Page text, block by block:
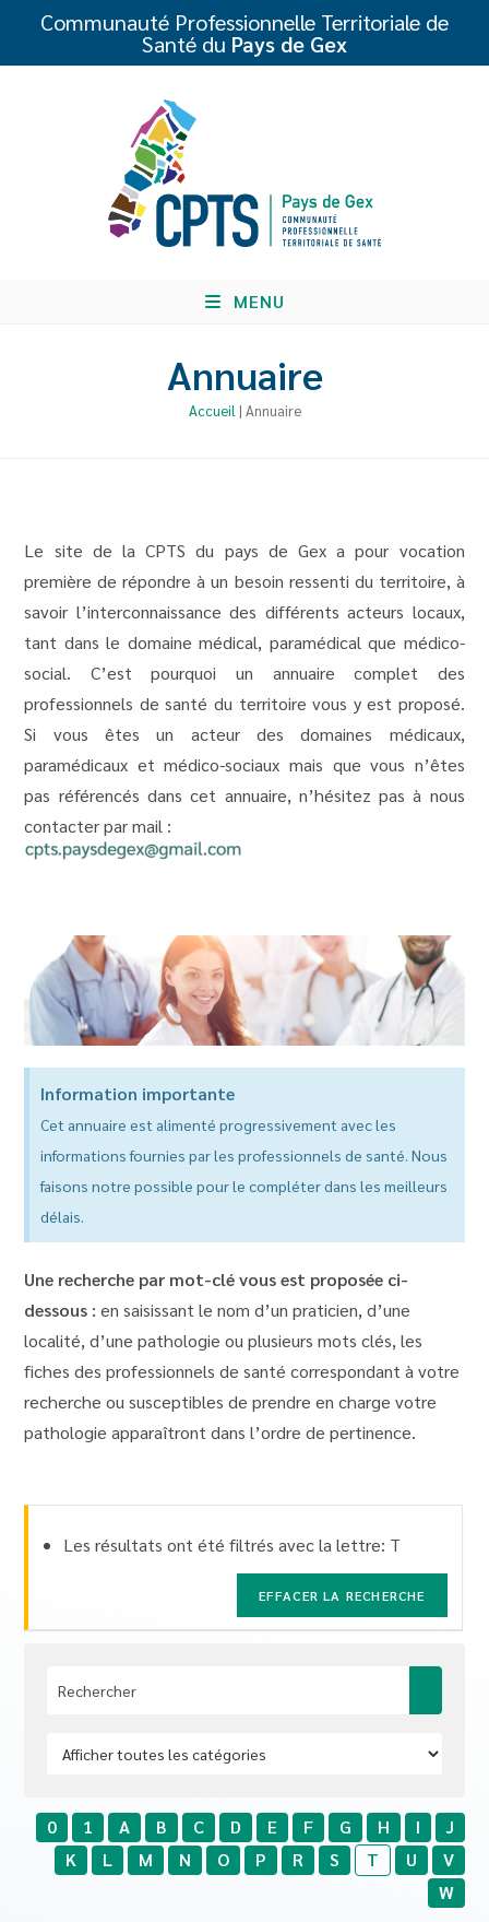
Communauté Professionnelle Territoriale de
Santé du Pays de Gex
MENU
Annuaire
Accueil | Annuaire
Le site de la CPTS du pays de Gex a pour vocation
première de répondre à un besoin ressenti du territoire, à
savoir l’interconnaissance des différents acteurs locaux,
tant dans le domaine médical, paramédical que médico-
social. C’est pourquoi un annuaire complet des
professionnels de santé du territoire vous y est proposé.
Si vous êtes un acteur des domaines médicaux,
paramédicaux et médico-sociaux mais que vous n’êtes
pas référencés dans cet annuaire, n’hésitez pas à nous
contacter par mail :
Information importante
Cet annuaire est alimenté progressivement avec les
informations fournies par les professionnels de santé. Nous
faisons notre possible pour le compléter dans les meilleurs
délais.
Une recherche par mot-clé vous est proposée ci-
dessous : en saisissant le nom d’un praticien, d’une
localité, d’une pathologie ou plusieurs mots clés, les
fiches des professionnels de santé correspondant à votre
recherche ou susceptibles de prendre en charge votre
pathologie apparaîtront dans l’ordre de pertinence.
Les résultats ont été filtrés avec la lettre: T
EFFACER LA RECHERCHE
0 1 A B C D E F G H I
J
K
L M N O P R S T U
V
W